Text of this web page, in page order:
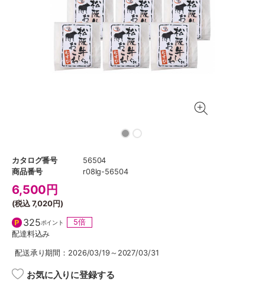
カタログ番号
56504
商品番号
r08lg-56504
6,500 円
(税込7,020円)
325ポイント
5倍
配達料込み
配送承り期間：2026/03/19～2027/03/31
お気に入りに登録する